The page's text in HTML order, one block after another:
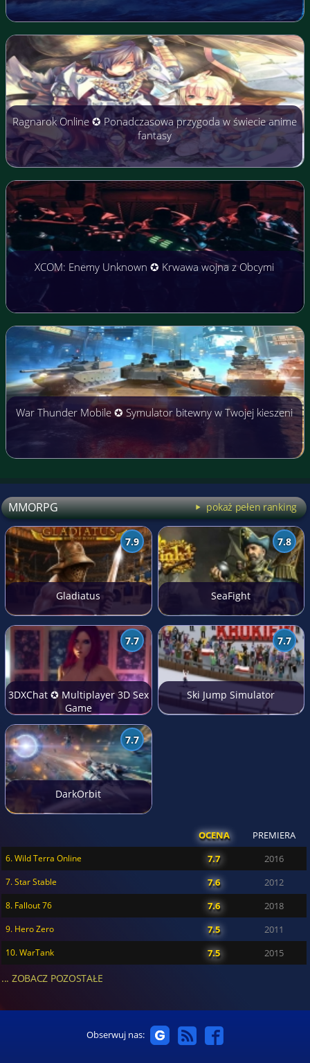
Ragnarok Online ✪ Ponadczasowa przygoda w świecie anime
fantasy
XCOM: Enemy Unknown ✪ Krwawa wojna z Obcymi
War Thunder Mobile ✪ Symulator bitewny w Twojej kieszeni
MMORPG pokaż pełen ranking
7.9
Gladiatus
7.8
SeaFight
7.7
3DXChat ✪ Multiplayer 3D Sex
Game
7.7
Ski Jump Simulator
7.7
DarkOrbit
OCENA PREMIERA
6. Wild Terra Online 7.7 2016
7. Star Stable 7.6 2012
8. Fallout 76 7.6 2018
9. Hero Zero 7.5 2011
10. WarTank 7.5 2015
... ZOBACZ POZOSTAŁE
Obserwuj nas: